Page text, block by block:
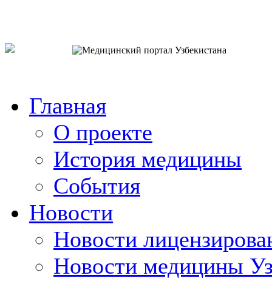
Главная
О проекте
История медицины
События
Новости
Новости
Новости медицины